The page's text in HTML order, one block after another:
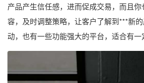
产品产生信任感，进而促成交易，而且
容，及时调整策略，让客户了解到***新
动，也有一些功能强大的平台，适合有一